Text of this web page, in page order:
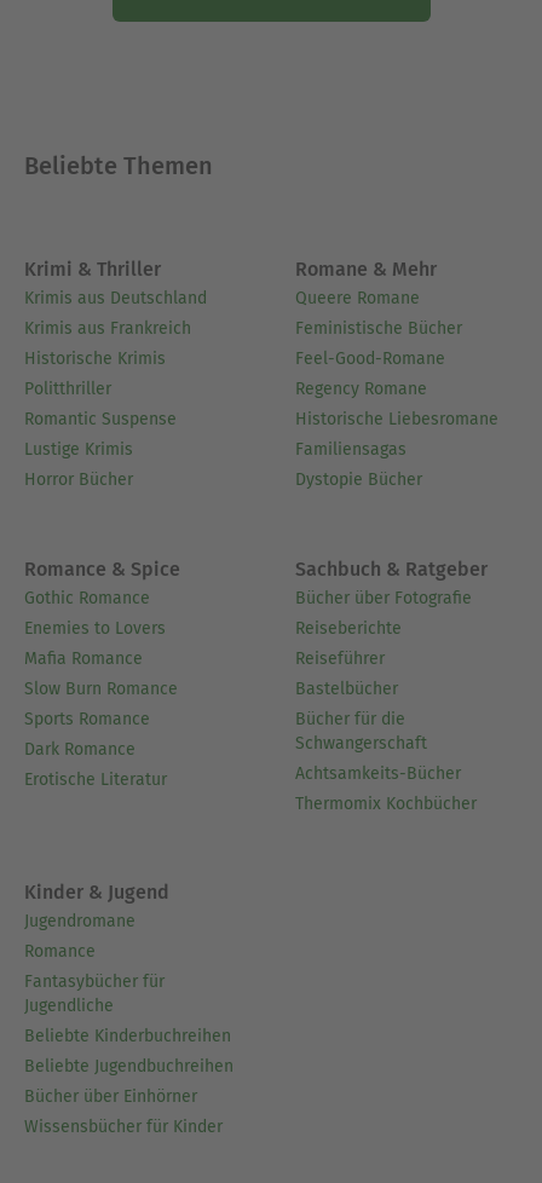
Beliebte Themen
Krimi & Thriller
Krimis aus Deutschland
Krimis aus Frankreich
Historische Krimis
Politthriller
Romantic Suspense
Lustige Krimis
Horror Bücher
Romane & Mehr
Queere Romane
Feministische Bücher
Feel-Good-Romane
Regency Romane
Historische Liebesromane
Familiensagas
Dystopie Bücher
Romance & Spice
Gothic Romance
Enemies to Lovers
Mafia Romance
Slow Burn Romance
Sports Romance
Dark Romance
Erotische Literatur
Sachbuch & Ratgeber
Bücher über Fotografie
Reiseberichte
Reiseführer
Bastelbücher
Bücher für die
Schwangerschaft
Achtsamkeits-Bücher
Thermomix Kochbücher
Kinder & Jugend
Jugendromane
Romance
Fantasybücher für
Jugendliche
Beliebte Kinderbuchreihen
Beliebte Jugendbuchreihen
Bücher über Einhörner
Wissensbücher für Kinder